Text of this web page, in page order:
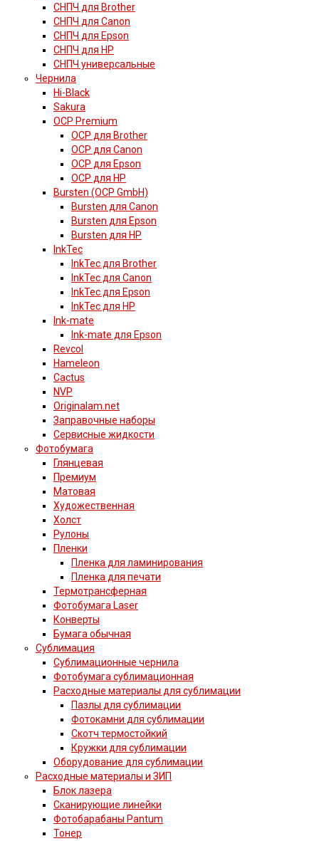
СНПЧ для Brother
СНПЧ для Canon
СНПЧ для Epson
СНПЧ для HP
СНПЧ универсальные
Чернила
Hi-Black
Sakura
OCP Premium
OCP для Brother
OCP для Canon
OCP для Epson
OCP для HP
Bursten (OCP GmbH)
Bursten для Canon
Bursten для Epson
Bursten для HP
InkTec
InkTec для Brother
InkTec для Canon
InkTec для Epson
InkTec для HP
Ink-mate
Ink-mate для Epson
Revcol
Hameleon
Cactus
NVP
Originalam.net
Заправочные наборы
Сервисные жидкости
Фотобумага
Глянцевая
Премиум
Матовая
Художественная
Холст
Рулоны
Пленки
Пленка для ламинирования
Пленка для печати
Термотрансферная
Фотобумага Laser
Конверты
Бумага обычная
Сублимация
Сублимационные чернила
Фотобумага сублимационная
Расходные материалы для сублимации
Пазлы для сублимации
Фотокамни для сублимации
Скотч термостойкий
Кружки для сублимации
Оборудование для сублимации
Расходные материалы и ЗИП
Блок лазера
Сканирующие линейки
Фотобарабаны Pantum
Тонер